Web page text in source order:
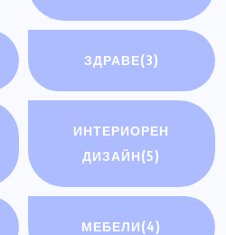
ЗДРАВЕ(3)
ИНТЕРИОРЕН
ДИЗАЙН(5)
МЕБЕЛИ(4)